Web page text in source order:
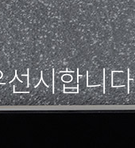
시합니다